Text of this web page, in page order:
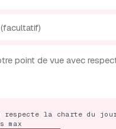
respecte la charte du
max